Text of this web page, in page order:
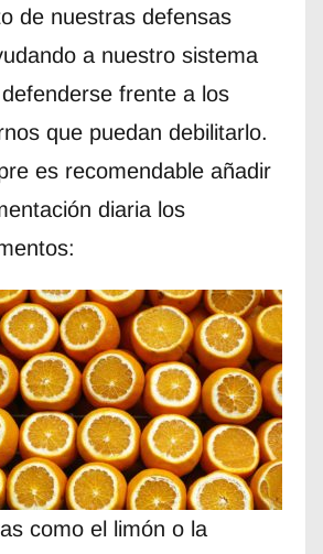
de nuestras defensas
a nuestro sistema
frente a los
que puedan debilitarlo.
es recomendable añadir
diaria los
como el limón o la